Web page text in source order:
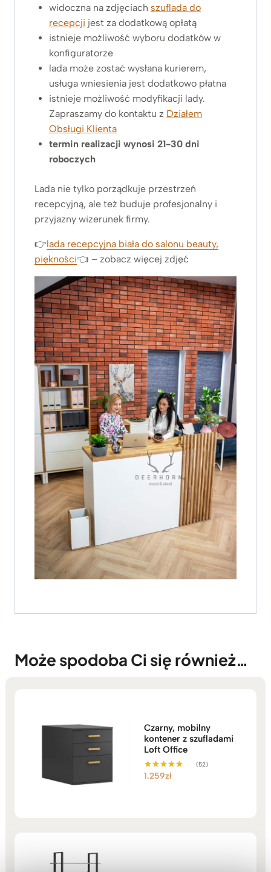
widoczna na zdjęciach szuflada do
recepcji jest za dodatkową opłatą
istnieje możliwość wyboru dodatków w
konfiguratorze
lada może zostać wysłana kurierem,
usługa wniesienia jest dodatkowo płatna
istnieje możliwość modyfikacji lady.
Zapraszamy do kontaktu z Działem
Obsługi Klienta
termin realizacji wynosi 21-30 dni
roboczych
Lada nie tylko porządkuje przestrzeń
recepcyjną, ale też buduje profesjonalny i
przyjazny wizerunek firmy.
👉lada recepcyjna biała do salonu beauty,
piękności👈 – zobacz więcej zdjęć
Może spodoba Ci się również…
Czarny, mobilny
kontener z szufladami
Loft Office
Oceniono
(52)
1.259zł